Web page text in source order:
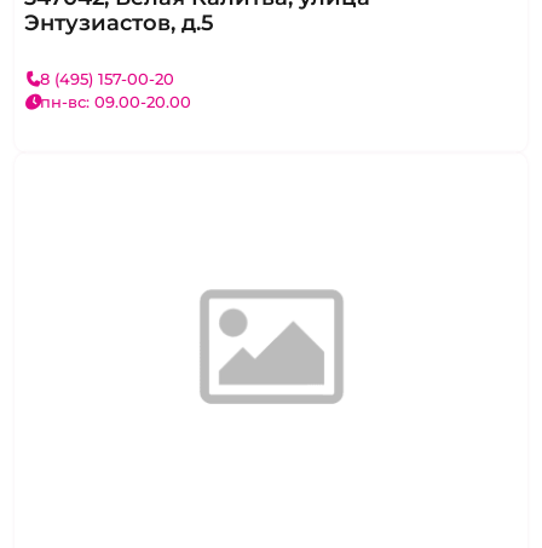
Энтузиастов, д.5
8 (495) 157-00-20
пн-вс: 09.00-20.00